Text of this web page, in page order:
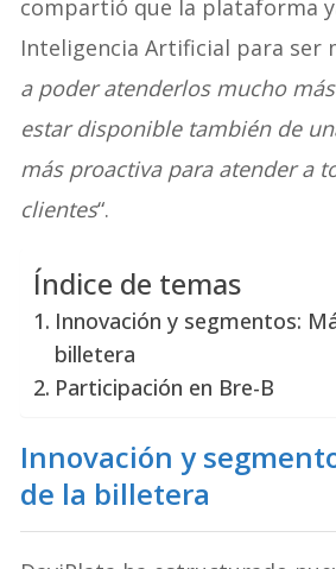
compartió que la plataforma
Inteligencia Artificial para ser
a poder atenderlos mucho
estar disponible también de
más proactiva para atender a
clientes“.
Índice de temas
Innovación y segmentos:
billetera
Participación en Bre-B
Innovación y
de la billetera